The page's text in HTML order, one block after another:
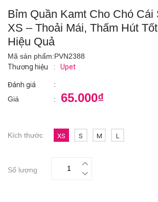
Bỉm Quần Kamt Cho Chó Cái
XS – Thoải Mái, Thấm Hút
Hiệu Quả
Mã sản phẩm:PVN2388
Thương hiệu
: Upet
Đánh giá
:
Giá
: 65.000₫
Kích thước XS S M L
Số lượng